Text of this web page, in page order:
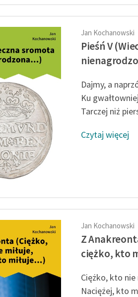
Jan Kochanowski
Pieśń V
Dajmy, a
Ku
Tarczej niż
Czytaj więcej
Jan Kochanowski
Z
ciężko, kto
Ciężko, kto nie
Naciężej, kto